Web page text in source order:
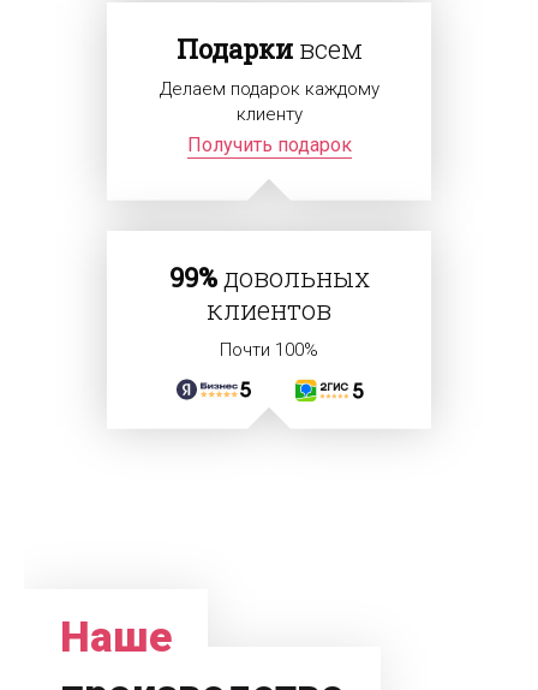
Подаркивсем
Делаем подарок каждому
клиенту
Получить подарок
99%довольных
клиентов
Почти 100%
Наше